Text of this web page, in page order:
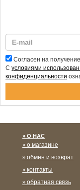
Согласен на
С условиями
конфиденциальности
Спасибо за подписку!
О НАС
о магазине
обмен и возврат
контакты
обратная связь